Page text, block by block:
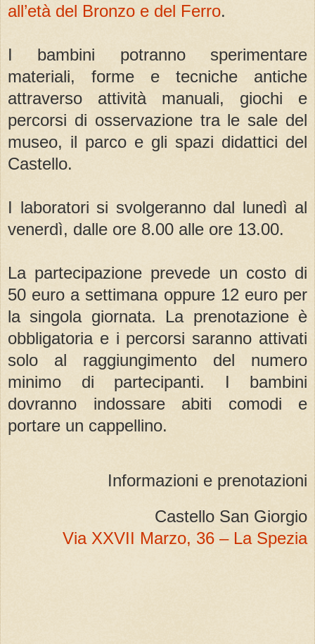
all’età del Bronzo e del Ferro.
I bambini potranno sperimentare
materiali, forme e tecniche antiche
attraverso attività manuali, giochi e
percorsi di osservazione tra le sale del
museo, il parco e gli spazi didattici del
Castello.
I laboratori si svolgeranno dal lunedì al
venerdì, dalle ore 8.00 alle ore 13.00.
La partecipazione prevede un costo di
50 euro a settimana oppure 12 euro per
la singola giornata. La prenotazione è
obbligatoria e i percorsi saranno attivati
solo al raggiungimento del numero
minimo di partecipanti. I bambini
dovranno indossare abiti comodi e
portare un cappellino.
Informazioni e prenotazioni
Castello San Giorgio
Via XXVII Marzo, 36 – La Spezia